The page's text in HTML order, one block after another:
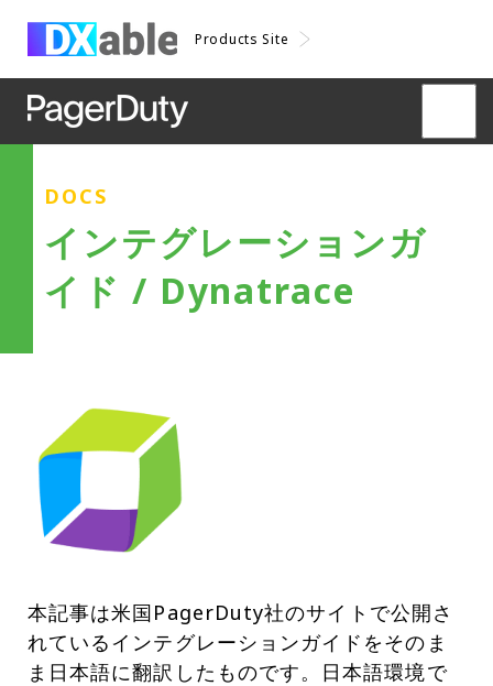
Products Site
DOCS
インテグレーションガ
イド / Dynatrace
本記事は米国PagerDuty社のサイトで公開さ
れているインテグレーションガイドをそのま
ま日本語に翻訳したものです。日本語環境で